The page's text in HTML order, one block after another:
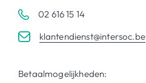
02 616 15 14
klantendienst@intersoc.be
Betaalmogelijkheden: